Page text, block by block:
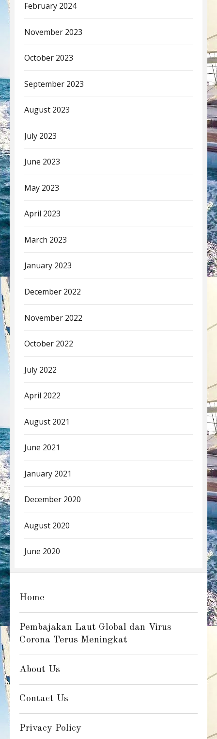
February 2024
November 2023
October 2023
September 2023
August 2023
July 2023
June 2023
May 2023
April 2023
March 2023
January 2023
December 2022
November 2022
October 2022
July 2022
April 2022
August 2021
June 2021
January 2021
December 2020
August 2020
June 2020
Home
Pembajakan Laut Global dan Virus
Corona Terus Meningkat
About Us
Contact Us
Privacy Policy